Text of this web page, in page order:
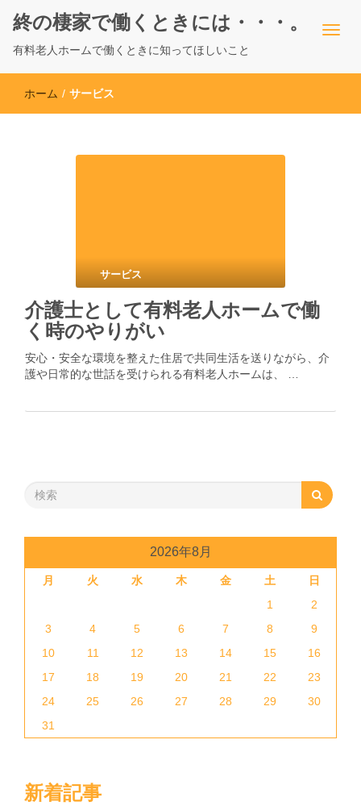
終の棲家で働くときには・・・。
有料老人ホームで働くときに知ってほしいこと
ホーム / サービス
サービス
介護士として有料老人ホームで働
く時のやりがい
安心・安全な環境を整えた住居で共同生活を送りながら、介
護や日常的な世話を受けられる有料老人ホームは、 …
2026年8月
月 火 水 木 金 土
日
1
2
3
4 5 6 7 8
9
10
11 12 13 14 15
16
17
18 19 20 21 22
23
24
25 26 27 28 29
30
31
新着記事